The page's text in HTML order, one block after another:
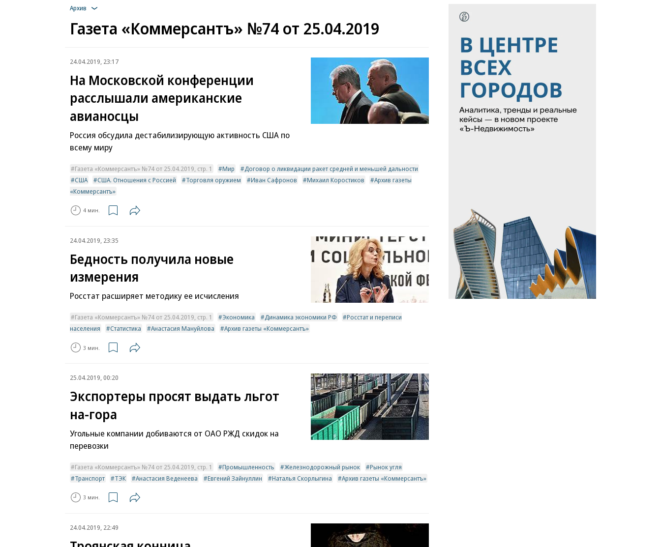
Архив
Газета «Коммерсантъ» №74 от 25.04.2019
24.04.2019, 23:17
На Московской конференции
расслышали американские
авианосцы
Россия обсудила дестабилизирующую активность США по
всему миру
Газета «Коммерсантъ» №74 от 25.04.2019, стр. 1 Мир
Договор о ликвидации ракет средней и меньшей дальности
США
США. Отношения с Россией Торговля оружием Иван Сафронов Михаил Коростиков
Архив газеты
«Коммерсантъ»
4 мин.
24.04.2019, 23:35
Бедность получила новые
измерения
Росстат расширяет методику ее исчисления
Газета «Коммерсантъ» №74 от 25.04.2019, стр. 1 Экономика Динамика экономики РФ
Росстат и переписи
населения
Статистика Анастасия Мануйлова Архив газеты «Коммерсантъ»
3 мин.
25.04.2019, 00:20
Экспортеры просят выдать льгот
на-гора
Угольные компании добиваются от ОАО РЖД скидок на
перевозки
Газета «Коммерсантъ» №74 от 25.04.2019, стр. 1 Промышленность Железнодорожный рынок
Рынок угля
Транспорт
ТЭК Анастасия Веденеева Евгений Зайнуллин Наталья Скорлыгина Архив газеты «Коммерсантъ»
3 мин.
24.04.2019, 22:49